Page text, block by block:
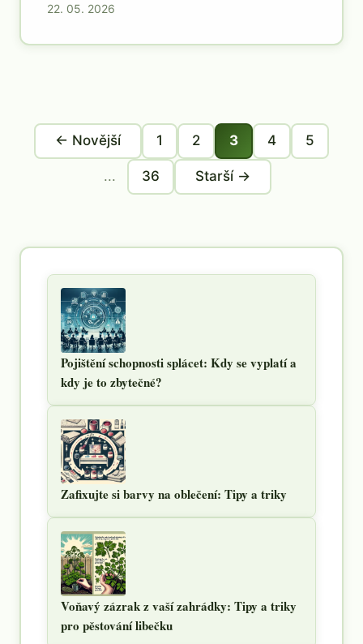
22. 05. 2026
← Novější 1 2 3 4 5
... 36 Starší →
Pojištění schopnosti splácet: Kdy se vyplatí a
kdy je to zbytečné?
Zafixujte si barvy na oblečení: Tipy a triky
Voňavý zázrak z vaší zahrádky: Tipy a triky
pro pěstování libečku